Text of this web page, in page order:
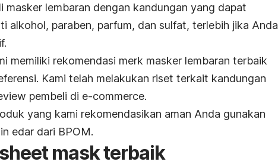
masker lembaran dengan kandungan yang dapat
alkohol, paraben, parfum, dan sulfat, terlebih jika Anda
memiliki rekomendasi merk masker lembaran terbaik
Kami telah melakukan riset terkait kandungan
pembeli di e-commerce.
yang kami rekomendasikan aman Anda gunakan
edar dari BPOM.
sheet maskterbaik